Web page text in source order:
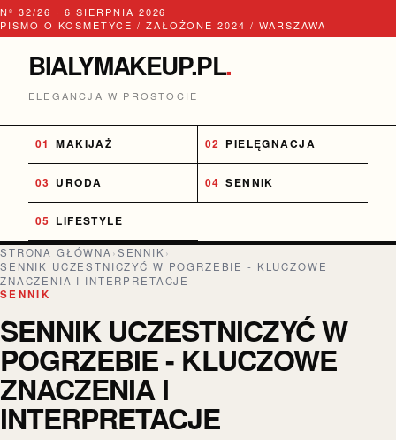
Nº 32/26 · 6 SIERPNIA 2026
PISMO O KOSMETYCE / ZAŁOŻONE 2024 / WARSZAWA
BIALYMAKEUP.PL.
ELEGANCJA W PROSTOCIE
MAKIJAŻ PIELĘGNACJA
URODA SENNIK
LIFESTYLE
STRONA GŁÓWNA›SENNIK›
SENNIK UCZESTNICZYĆ W POGRZEBIE - KLUCZOWE
ZNACZENIA I INTERPRETACJE
SENNIK
SENNIK UCZESTNICZYĆ W
POGRZEBIE - KLUCZOWE
ZNACZENIA I
INTERPRETACJE